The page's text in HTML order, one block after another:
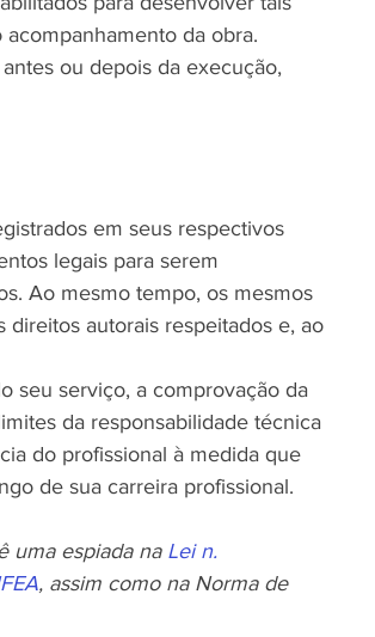
da obra.
ou depois da execução,
em seus respectivos
legais para serem
Ao mesmo tempo, os mesmos
autorais respeitados e, ao
seu serviço, a comprovação da
da responsabilidade técnica
do profissional à medida que
de sua carreira profissional.
uma espiada na Lei n.
, assim como na Norma de